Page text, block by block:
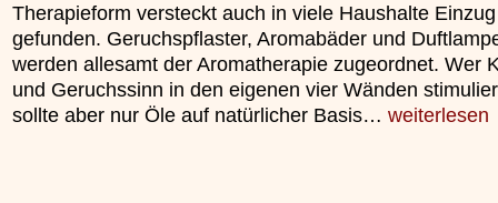
Therapieform versteckt auch in viele Haushalte Einzug
gefunden. Geruchspflaster, Aromabäder und
werden allesamt der Aromatherapie zugeordnet. Wer
und Geruchssinn in den eigenen vier Wänden
sollte aber nur Öle auf natürlicher Basis… weiterlesen
In der TCM sind
Organismus
unterliegt.
»»»